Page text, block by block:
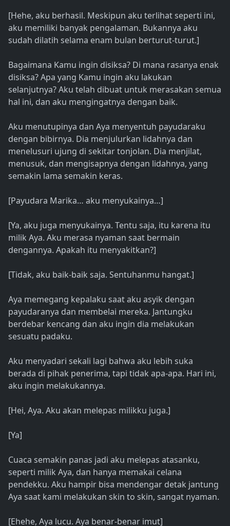
[Hehe, aku berhasil. Meskipun aku terlihat seperti ini,
aku memiliki banyak pengalaman. Bukannya aku
sudah dilatih selama enam bulan berturut-turut.]
Bagaimana Kamu ingin disiksa? Di mana rasanya enak
disiksa? Apa yang Kamu ingin aku lakukan
selanjutnya? Aku telah dibuat untuk merasakan semua
hal ini, dan aku mengingatnya dengan baik.
Aku menutupinya dan Aya menyentuh payudaraku
dengan bibirnya. Dia menjulurkan lidahnya dan
menelusuri ujung di sekitar tonjolan. Dia menjilat,
menusuk, dan mengisapnya dengan lidahnya, yang
semakin lama semakin keras.
[Payudara Marika… aku menyukainya…]
[Ya, aku juga menyukainya. Tentu saja, itu karena itu
milik Aya. Aku merasa nyaman saat bermain
dengannya. Apakah itu menyakitkan?]
[Tidak, aku baik-baik saja. Sentuhanmu hangat.]
Aya memegang kepalaku saat aku asyik dengan
payudaranya dan membelai mereka. Jantungku
berdebar kencang dan aku ingin dia melakukan
sesuatu padaku.
Aku menyadari sekali lagi bahwa aku lebih suka
berada di pihak penerima, tapi tidak apa-apa. Hari ini,
aku ingin melakukannya.
[Hei, Aya. Aku akan melepas milikku juga.]
[Ya]
Cuaca semakin panas jadi aku melepas atasanku,
seperti milik Aya, dan hanya memakai celana
pendekku. Aku hampir bisa mendengar detak jantung
Aya saat kami melakukan skin to skin, sangat nyaman.
[Ehehe, Aya lucu. Aya benar-benar imut]